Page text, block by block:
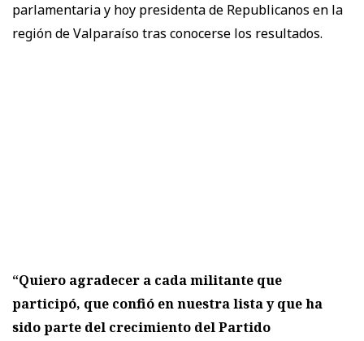
parlamentaria y hoy presidenta de Republicanos en la
región de Valparaíso tras conocerse los resultados.
“Quiero agradecer a cada militante que
participó, que confió en nuestra lista y que ha
sido parte del crecimiento del Partido